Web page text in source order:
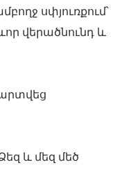
սփյուռքում՝
վերածնունդ և
և մեզ մեծ